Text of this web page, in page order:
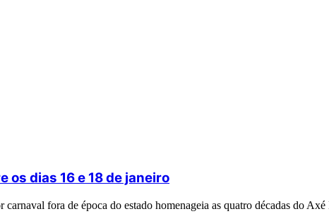
os dias 16 e 18 de janeiro
carnaval fora de época do estado homenageia as quatro décadas do